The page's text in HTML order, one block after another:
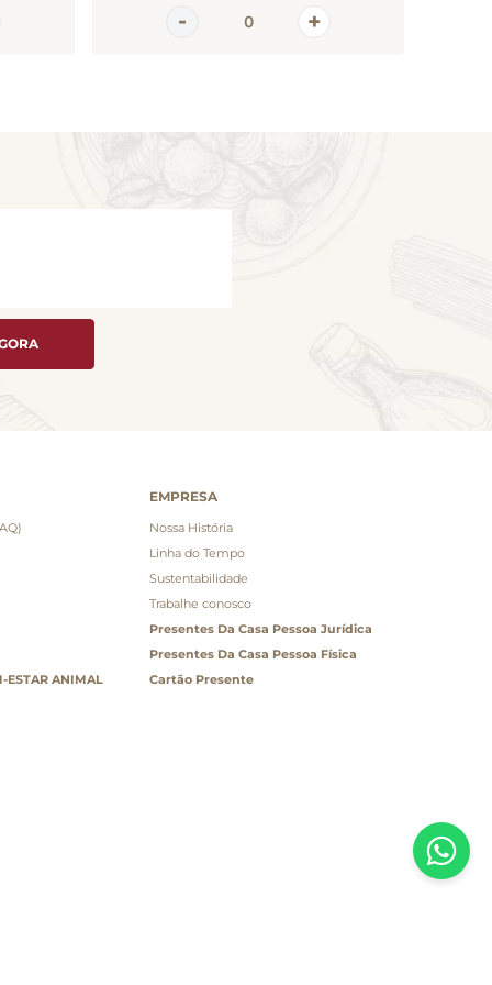
ESTAR ANIMAL
EMPRESA
Nossa História
Linha do Tempo
Sustentabilidade
Trabalhe conosco
Presentes Da Casa Pessoa Jurídica
Presentes Da Casa Pessoa Física
Cartão Presente